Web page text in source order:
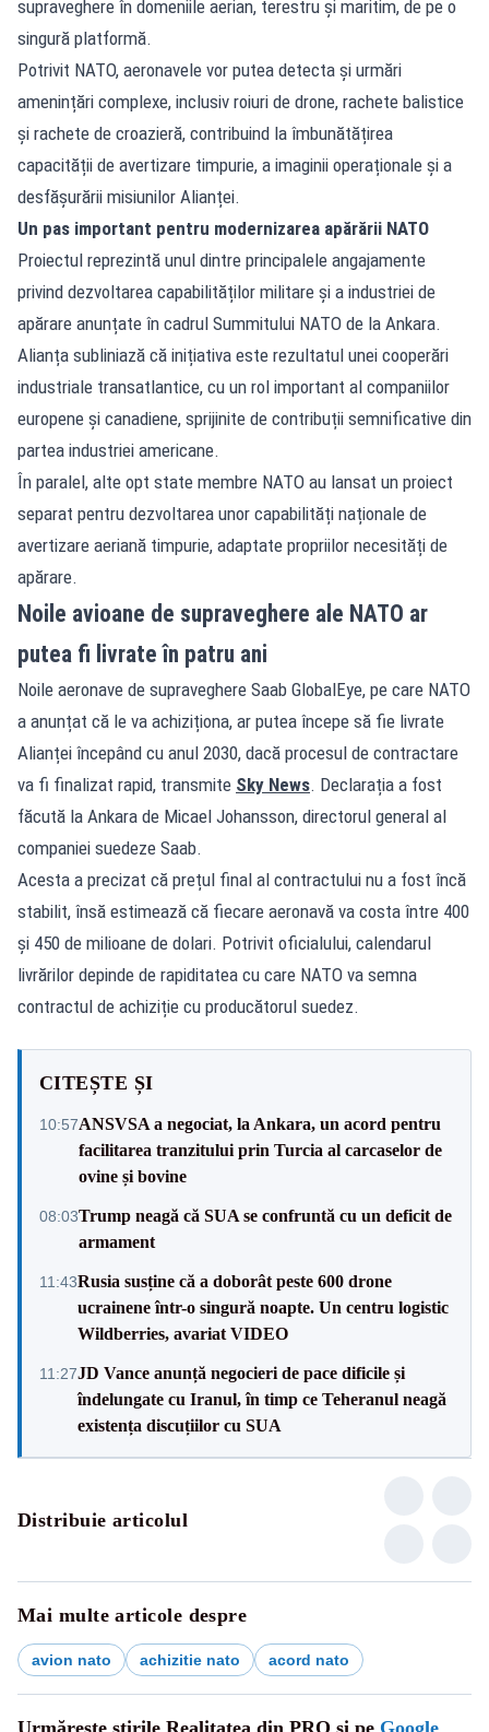
supraveghere în domeniile aerian, terestru și maritim, de pe o
singură platformă.
Potrivit NATO, aeronavele vor putea detecta și urmări
amenințări complexe, inclusiv roiuri de drone, rachete balistice
și rachete de croazieră, contribuind la îmbunătățirea
capacității de avertizare timpurie, a imaginii operaționale și a
desfășurării misiunilor Alianței.
Un pas important pentru modernizarea apărării NATO
Proiectul reprezintă unul dintre principalele angajamente
privind dezvoltarea capabilităților militare și a industriei de
apărare anunțate în cadrul Summitului NATO de la Ankara.
Alianța subliniază că inițiativa este rezultatul unei cooperări
industriale transatlantice, cu un rol important al companiilor
europene și canadiene, sprijinite de contribuții semnificative din
partea industriei americane.
În paralel, alte opt state membre NATO au lansat un proiect
separat pentru dezvoltarea unor capabilități naționale de
avertizare aeriană timpurie, adaptate propriilor necesități de
apărare.
Noile avioane de supraveghere ale NATO ar
putea fi livrate în patru ani
Noile aeronave de supraveghere Saab GlobalEye, pe care NATO
a anunțat că le va achiziționa, ar putea începe să fie livrate
Alianței începând cu anul 2030, dacă procesul de contractare
va fi finalizat rapid, transmite Sky News. Declarația a fost
făcută la Ankara de Micael Johansson, directorul general al
companiei suedeze Saab.
Acesta a precizat că prețul final al contractului nu a fost încă
stabilit, însă estimează că fiecare aeronavă va costa între 400
și 450 de milioane de dolari. Potrivit oficialului, calendarul
livrărilor depinde de rapiditatea cu care NATO va semna
contractul de achiziție cu producătorul suedez.
CITEȘTE ȘI
10:57ANSVSA a negociat, la Ankara, un acord pentru
facilitarea tranzitului prin Turcia al carcaselor de
ovine și bovine
08:03Trump neagă că SUA se confruntă cu un deficit de
armament
11:43Rusia susține că a doborât peste 600 drone
ucrainene într-o singură noapte. Un centru logistic
Wildberries, avariat VIDEO
11:27JD Vance anunță negocieri de pace dificile și
îndelungate cu Iranul, în timp ce Teheranul neagă
existența discuțiilor cu SUA
Distribuie articolul
Mai multe articole despre
avion nato achizitie nato acord nato
Urmărește știrile Realitatea din PRO și pe Google